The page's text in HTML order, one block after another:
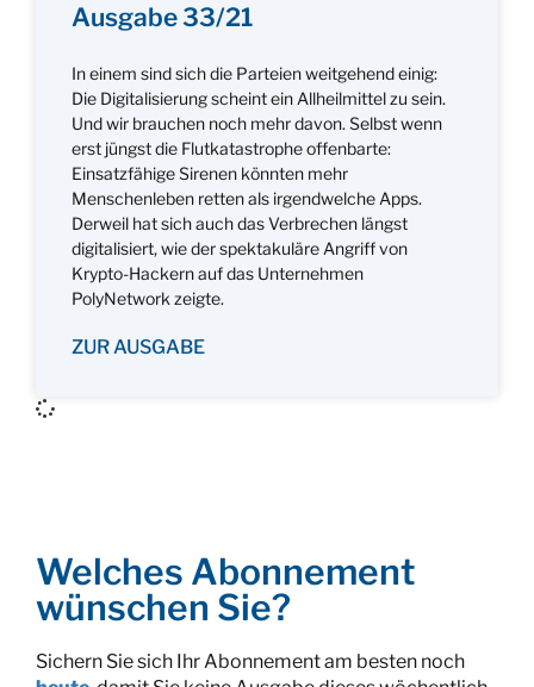
Ausgabe 33/21
In einem sind sich die Parteien weitgehend einig:
Die Digitalisierung scheint ein Allheilmittel zu sein.
Und wir brauchen noch mehr davon. Selbst wenn
erst jüngst die Flutkatastrophe offenbarte:
Einsatzfähige Sirenen könnten mehr
Menschenleben retten als irgendwelche Apps.
Derweil hat sich auch das Verbrechen längst
digitalisiert, wie der spektakuläre Angriff von
Krypto-Hackern auf das Unternehmen
PolyNetwork zeigte.
ZUR AUSGABE
Welches Abonnement
wünschen Sie?
Sichern Sie sich Ihr Abonnement am besten noch